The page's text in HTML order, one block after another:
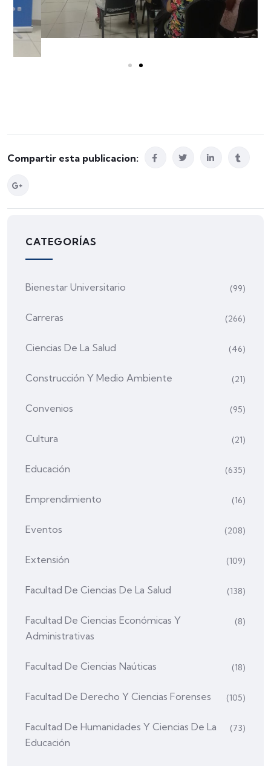
Compartir esta publicacion:
CATEGORÍAS
Bienestar Universitario (99)
Carreras (266)
Ciencias De La Salud (46)
Construcción Y Medio Ambiente (21)
Convenios (95)
Cultura (21)
Educación (635)
Emprendimiento (16)
Eventos (208)
Extensión (109)
Facultad De Ciencias De La Salud (138)
Facultad De Ciencias Económicas Y
Administrativas
(8)
Facultad De Ciencias Naúticas (18)
Facultad De Derecho Y Ciencias Forenses (105)
Facultad De Humanidades Y Ciencias De La
Educación
(73)